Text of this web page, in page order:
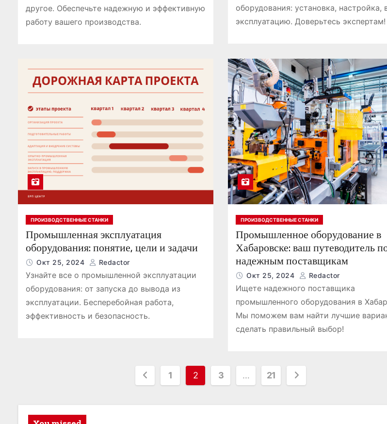
другое. Обеспечьте надежную и эффективную
работу вашего производства.
оборудования: установка, настройка,
эксплуатацию. Доверьтесь экспертам!
ПРОИЗВОДСТВЕННЫЕ СТАНКИ
Промышленная эксплуатация
оборудования: понятие, цели и задачи
Окт 25, 2024 Redactor
Узнайте все о промышленной эксплуатации
оборудования: от запуска до вывода из
эксплуатации. Бесперебойная работа,
эффективность и безопасность.
ПРОИЗВОДСТВЕННЫЕ СТАНКИ
Промышленное оборудование в
Хабаровске: ваш путеводитель
надежным поставщикам
Окт 25, 2024 Redactor
Ищете надежного поставщика
промышленного оборудования в
Мы поможем вам найти лучшие
сделать правильный выбор!
П
1 2 3 … 21